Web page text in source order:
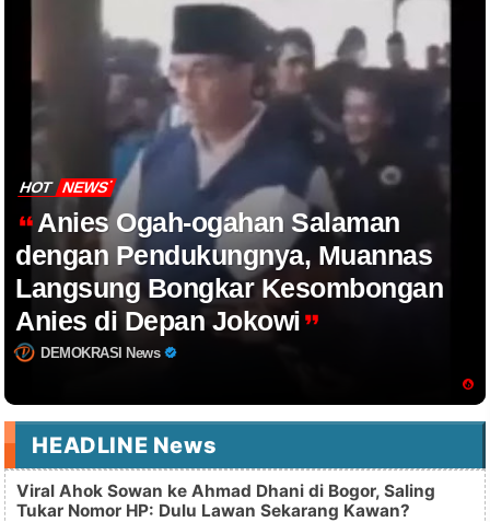
HOT NEWS
Anies Ogah-ogahan Salaman
dengan Pendukungnya, Muannas
Langsung Bongkar Kesombongan
Anies di Depan Jokowi
DEMOKRASI News
HEADLINE News
Viral Ahok Sowan ke Ahmad Dhani di Bogor, Saling
Tukar Nomor HP: Dulu Lawan Sekarang Kawan?